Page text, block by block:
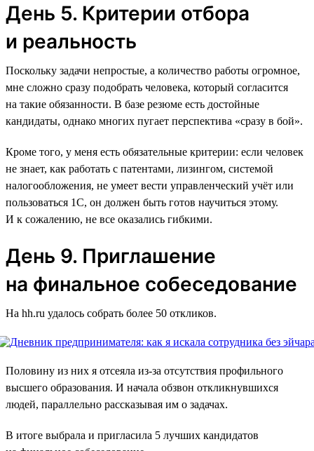
День 5. Критерии отбора
и реальность
Поскольку задачи непростые, а количество работы огромное,
мне сложно сразу подобрать человека, который согласится
на такие обязанности. В базе резюме есть достойные
кандидаты, однако многих пугает перспектива «‎сразу в бой‎».
Кроме того, у меня есть обязательные критерии: если человек
не знает, как работать с патентами, лизингом, системой
налогообложения, не умеет вести управленческий учёт или
пользоваться 1C, он должен быть готов научиться этому.
И к сожалению, не все оказались гибкими.
День 9. Приглашение
на финальное собеседование
На hh.ru удалось собрать более 50 откликов.
Половину из них я отсеяла из-за отсутствия профильного
высшего образования. И начала обзвон откликнувшихся
людей, параллельно рассказывая им о задачах.
В итоге выбрала и пригласила 5 лучших кандидатов